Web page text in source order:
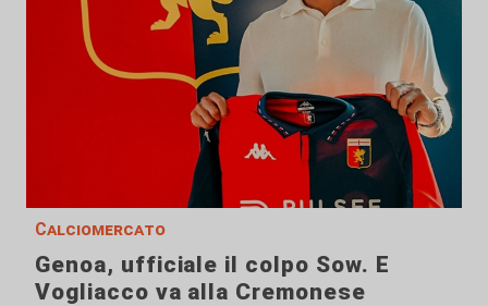
Calciomercato
Genoa, ufficiale il colpo Sow. E
Vogliacco va alla Cremonese